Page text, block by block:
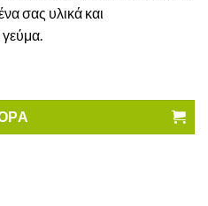
σας υλικά και